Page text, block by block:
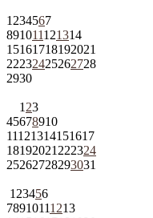
1 234567
891011121314
15161718192021
22232425262728
2930
1 23
45678910
11121314151617
18192021 222324
25262728293031
1 23456
78910111213